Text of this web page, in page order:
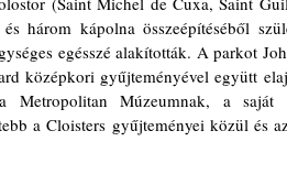
három kápolna összeépítéséből
egésszé alakították. A parkot
középkori gyűjteményével együtt
Metropolitan Múzeumnak, a saját
a Cloisters gyűjteményei közül és